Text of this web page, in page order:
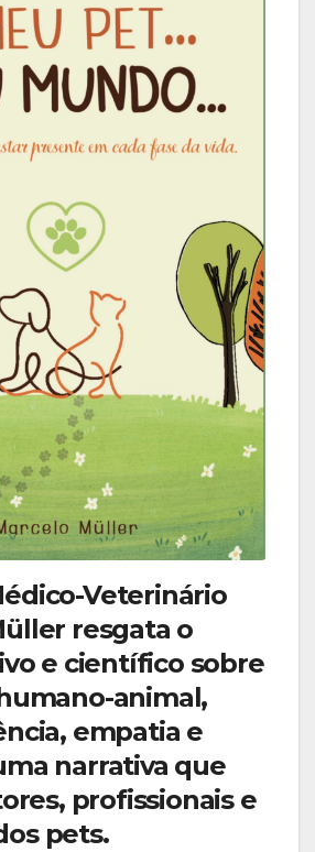
Veterinário
resgata o
e científico sobre
animal,
empatia e
narrativa que
profissionais e
pets.